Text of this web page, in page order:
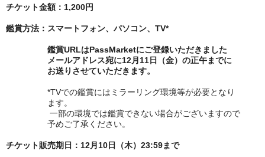
チケット金額：1,200円
鑑賞方法：スマートフォン、パソコン、TV*
鑑賞URLはPassMarketにご登録いただきました
メールアドレス宛に12月11日（金）の正午までに
お送りさせていただきます。
*TVでの鑑賞にはミラーリング環境等が必要となり
ます。
一部の環境では鑑賞できない場合がございますので
予めご了承ください。
チケット販売期日：12月10日（木）23:59まで